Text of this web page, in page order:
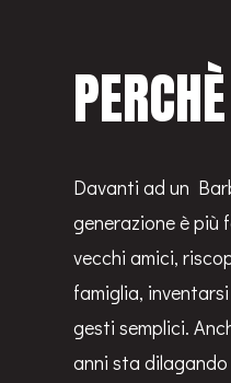
Davanti ad un
generazione è più